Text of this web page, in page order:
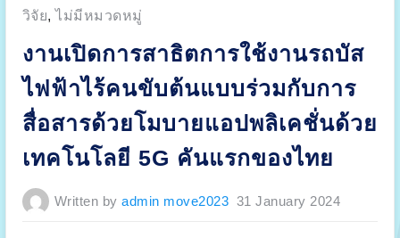
u
s
U
i
v
r
s
i
t
y
T
in:
วิจัย,ไม่มีหมวดหมู่
งานเปิดการสาธิตการใช้งานรถบัส
ไฟฟ้าไร้คนขับต้นแบบร่วมกับการ
สื่อสารด้วยโมบายแอปพลิเคชั่นด้วย
เทคโนโลยี 5G คันแรกของไทย
Written byadmin move2023 31 January 2024